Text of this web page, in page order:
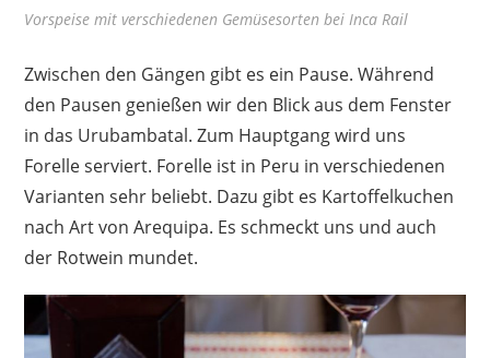
Vorspeise mit verschiedenen Gemüsesorten bei Inca Rail
Zwischen den Gängen gibt es ein Pause. Während
den Pausen genießen wir den Blick aus dem Fenster
in das Urubambatal. Zum Hauptgang wird uns
Forelle serviert. Forelle ist in Peru in verschiedenen
Varianten sehr beliebt. Dazu gibt es Kartoffelkuchen
nach Art von Arequipa. Es schmeckt uns und auch
der Rotwein mundet.